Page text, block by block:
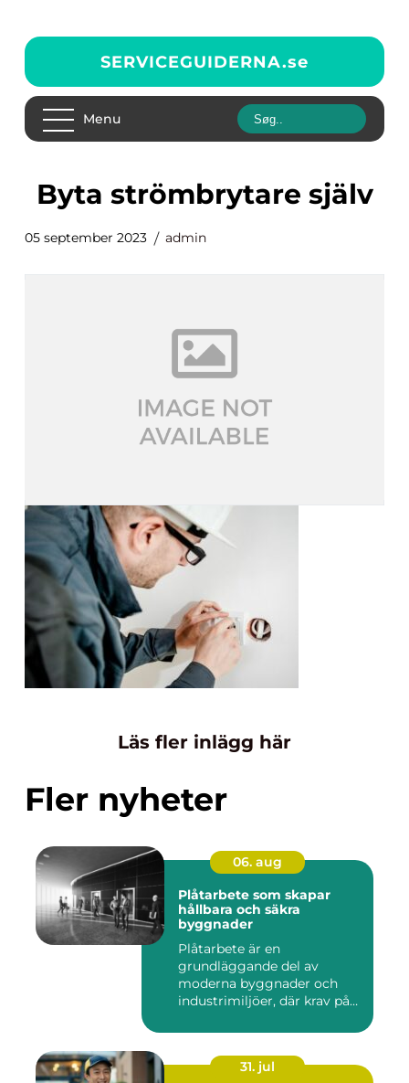
SERVICEGUIDERNA.se
Menu
byta strömbrytare själv
05 september 2023 admin
Läs fler inlägg här
Fler nyheter
06. aug
Plåtarbete som skapar
hållbara och säkra
byggnader
Plåtarbete är en
grundläggande del av
moderna byggnader och
industrimiljöer, där krav på
31. jul